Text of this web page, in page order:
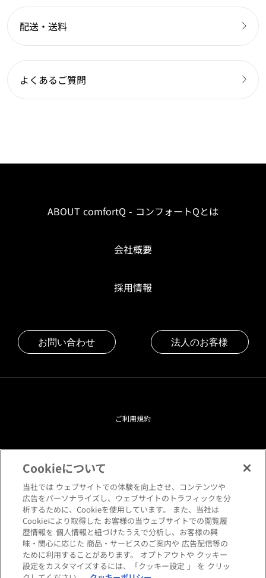
配送・送料
よくあるご質問
ABOUT comfortQ - コンフォートQとは
会社概要
採用情報
お問い合わせ 法人のお客様
ご利用規約
プライバシーポリシー
クッキーポリシー
閲覧環境について
サイトマップ
Cookieについて
当社では ウェブサイトでの体験を向上させ、コンテンツや
広告をパーソナライズし、ウェブサイトのトラフィックを分
析するために、Cookieを使用しています。 また、当社は
Cookieにより取得した お客様の当ウェブサイトでの閲覧履
歴情報を 個人情報と紐づけたうえで分析し、お客様の興
味・関心に応じた 商品・サービスのご案内や 広告配信等の
ために利用することがあります。 オプトアウトや クッキー
設定をカスタマイズするには、「クッキー設定 」 を クリッ